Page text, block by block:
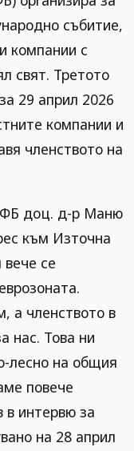
събитие,
компании с
свят. Третото
29 април 2026
компании и
членството на
доц. д-р Маню
към Източна
се
а членството в
нас. Това ни
лесно на общия
повече
в интервю за
на 28 април